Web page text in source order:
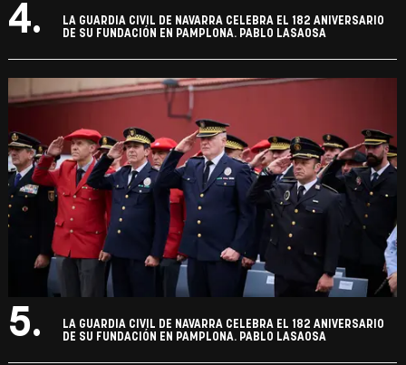
4.
LA GUARDIA CIVIL DE NAVARRA CELEBRA EL 182 ANIVERSARIO
DE SU FUNDACIÓN EN PAMPLONA. PABLO LASAOSA
5.
LA GUARDIA CIVIL DE NAVARRA CELEBRA EL 182 ANIVERSARIO
DE SU FUNDACIÓN EN PAMPLONA. PABLO LASAOSA